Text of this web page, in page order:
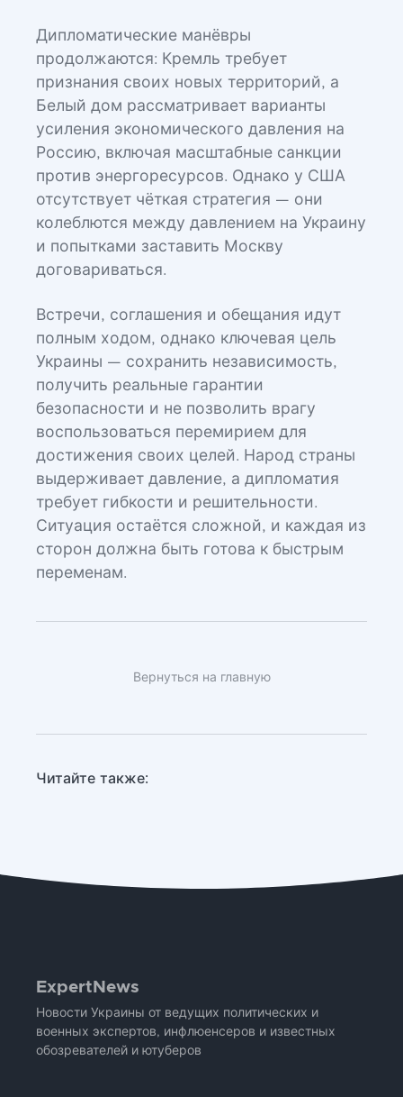
Дипломатические манёвры
продолжаются: Кремль требует
признания своих новых территорий, а
Белый дом рассматривает варианты
усиления экономического давления на
Россию, включая масштабные санкции
против энергоресурсов. Однако у США
отсутствует чёткая стратегия — они
колеблются между давлением на Украину
и попытками заставить Москву
договариваться.
Встречи, соглашения и обещания идут
полным ходом, однако ключевая цель
Украины — сохранить независимость,
получить реальные гарантии
безопасности и не позволить врагу
воспользоваться перемирием для
достижения своих целей. Народ страны
выдерживает давление, а дипломатия
требует гибкости и решительности.
Ситуация остаётся сложной, и каждая из
сторон должна быть готова к быстрым
переменам.
Вернуться на главную
Читайте также:
ExpertNews
Новости Украины от ведущих политических и
военных экспертов, инфлюенсеров и известных
обозревателей и ютуберов